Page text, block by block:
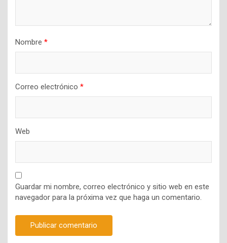
Nombre *
Correo electrónico *
Web
Guardar mi nombre, correo electrónico y sitio web en este
navegador para la próxima vez que haga un comentario.